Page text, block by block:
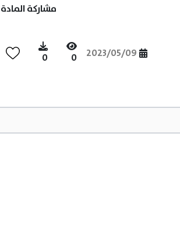
مشاركة المادة
2023/05/09
0
0